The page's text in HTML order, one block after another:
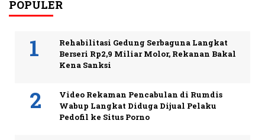
POPULER
Rehabilitasi Gedung Serbaguna Langkat
Berseri Rp2,9 Miliar Molor, Rekanan Bakal
Kena Sanksi
Video Rekaman Pencabulan di Rumdis
Wabup Langkat Diduga Dijual Pelaku
Pedofil ke Situs Porno